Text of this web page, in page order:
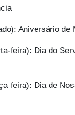
Aniversário de
feira): Dia do
feira): Dia de